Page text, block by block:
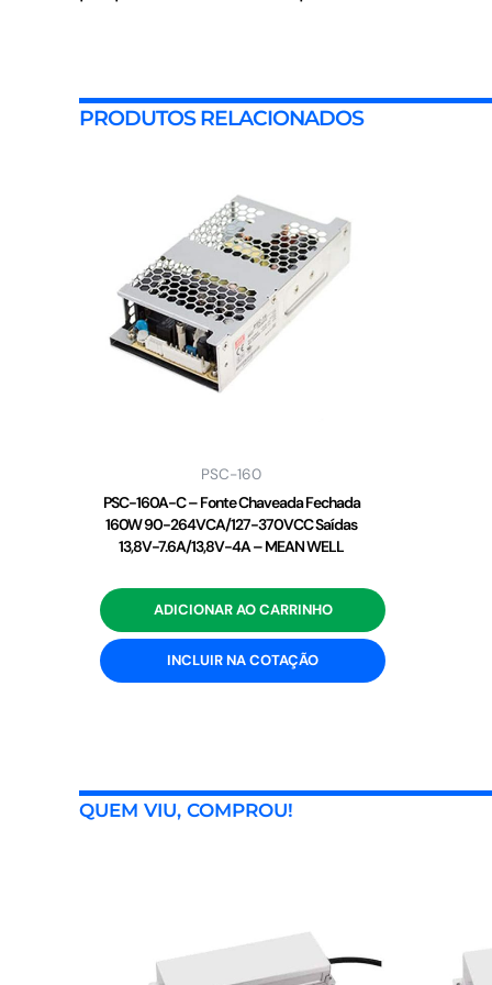
PRODUTOS RELACIONADOS
PSC-160
PSC-160A-C – Fonte Chaveada Fechada
160W 90-264VCA/127-370VCC Saídas
13,8V-7.6A/13,8V-4A – MEAN WELL
ADICIONAR AO CARRINHO
INCLUIR NA COTAÇÃO
QUEM VIU, COMPROU!